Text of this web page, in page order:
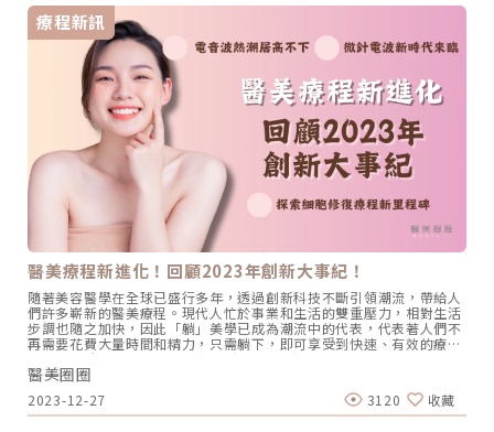
多極電波、微針電波有何不同？「電波拉皮從最早的單極電波一路演進
到雙極電波、多極電波，而自2023-2024這兩年微針電波類儀器更是如
雨後春筍般地推出市場，對消費者來說選擇變多了固然是好事，但這也
同時考驗著醫師與消費者在選擇合適儀器與療程時的功力」同時身為
Oligio玩美電波（單極電波）及Matrix翡翠電波（微針多極電波）講師
的蔡逸姍醫師說到。在選擇電波拉皮療程時，或許你已經聽過單極、雙
極、多極電波和微針電波，但它們究竟有何不同？不同的作用原理適合
的族群及解決的問題也大不相同，讓我們先通過治療原理及優缺點來快
速的認識不同機種的差異吧！單極電波，時光逆轉！長效緊緻的秘訣 治
療原理：療程前會在背後貼上導電貼片，讓電波能量能夠從探頭平貼處
往貼片方向傳遞，所謂的單極，即表示能量是單向傳遞的模式，採用的
則是較高頻的6Mhz電波頻率。 療程優缺點 優點：非侵入性、能量穿透
深度較深（可達皮下4.3mm）、效果及維持時間較長、單次治療 缺
點：疼痛感較高、收費較高（因有固定治療探頭耗材） 代表性機種：鳳
凰電波Thermage FLX、玩美電波Oligio、十倍電波TenTherma、IG電
波 IntraGen雙極電波＆多極電波，溫熱舒適！小資保養無負擔 治療原
理：電波能量主要是通過儀器的探頭上不同的金屬(電極)數量，在不同
的電極中間互相傳遞電流而產生的熱能，作用在皮膚較表淺的深度，採
用的多數為1Mhz電波頻率。 療程優缺點 優點：疼痛感低、收費低（無
耗材）、非侵入性、幾乎無修復期 缺點：能量穿透深度淺（僅上真皮層
約1-2mm）、療程維持時間較短、需多次療程 代表性機種：女王電波
endymed、紅電波eTwo、傳奇電波 Pollogen Legend微針電波，修
復肌膚瑕疵！多工打造無瑕美肌 治療原理：微針電波裡面的電波能量輸
出方式又細分成「單極」微針電波與「雙極」微針電波，其單極與雙極
的差異如上所述，而微針則代表治療探頭前端包含極細的尖針，針頭進
入皮膚的深度落在0.5mm-5mm不等，採用的電波頻率則落在0.5Mhz-
3Mhz之間。 療程優缺點 優點：能量傳遞深度最深可達8mm（進針深
療程新訊
醫美療程新進化！回顧2023年創新大事紀！
隨著美容醫學在全球已盛行多年，透過創新科技不斷引領潮流，帶給人
們許多嶄新的醫美療程。現代人忙於事業和生活的雙重壓力，相對生活
步調也隨之加快，因此「躺」美學已成為潮流中的代表，代表著人們不
再需要花費大量時間和精力，只需躺下，即可享受到快速、有效的療程
成果，更貼近現代人的需求和生活節奏。不過，在尋求醫美療程時需謹
慎選擇，絕不能盲目追求潮流，務必遵照專業醫師建議，以確保在過程
中能夠兼顧安全和效果。現在，就讓我們一起來回顧2023年醫美領域
有哪些重要的大事紀吧！ （圖／網路）大事記1：電音波熱潮居高不
下，名人加持不退潮！由知名女演員陳美鳳與林心如代言的鳳凰電波，
醫美圈圈
2023-12-27 3120 收藏